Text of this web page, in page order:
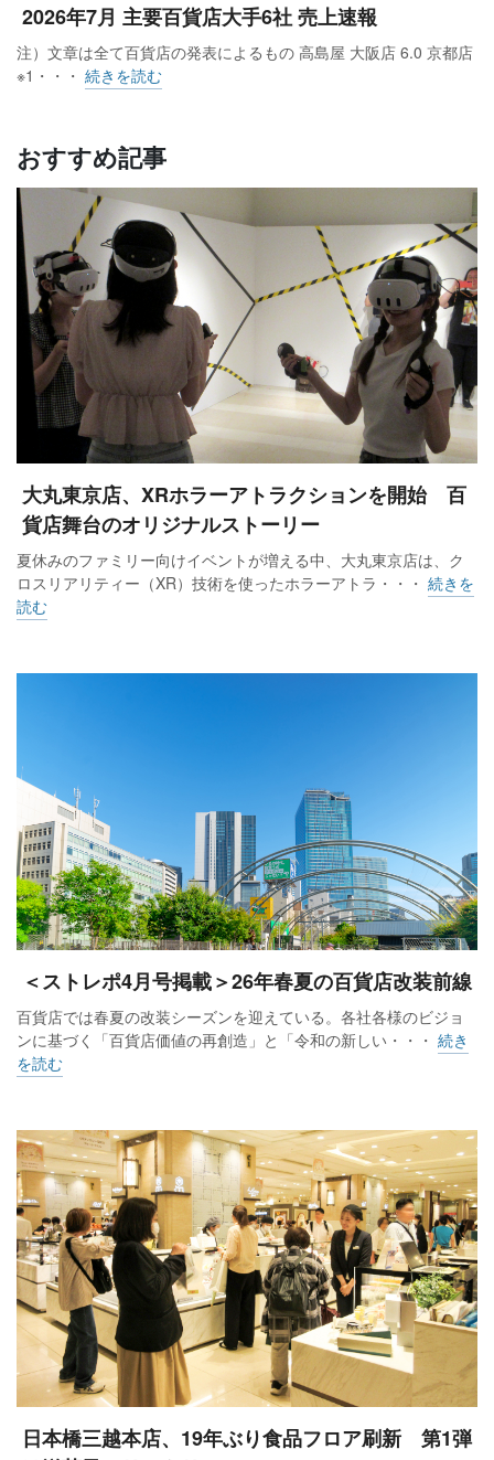
2026年7月 主要百貨店大手6社 売上速報
注）文章は全て百貨店の発表によるもの 高島屋 大阪店 6.0 京都店
※1・・・ 続きを読む
おすすめ記事
大丸東京店、XRホラーアトラクションを開始 百
貨店舞台のオリジナルストーリー
夏休みのファミリー向けイベントが増える中、大丸東京店は、ク
ロスリアリティー（XR）技術を使ったホラーアトラ・・・ 続きを
読む
＜ストレポ4月号掲載＞26年春夏の百貨店改装前線
百貨店では春夏の改装シーズンを迎えている。各社各様のビジョ
ンに基づく「百貨店価値の再創造」と「令和の新しい・・・ 続き
を読む
日本橋三越本店、19年ぶり食品フロア刷新 第1弾